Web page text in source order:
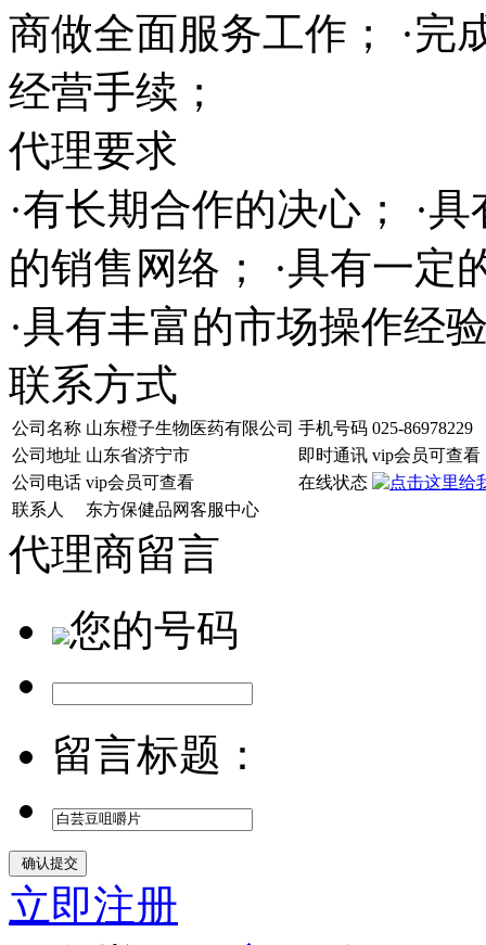
商做全面服务工作； ·完
经营手续；
代理要求
·有长期合作的决心； ·
的销售网络； ·具有一定
·具有丰富的市场操作经
联系方式
公司名称 山东橙子生物医药有限公司 手机号码 025-86978229
公司地址 山东省济宁市 即时通讯 vip会员可查看
公司电话 vip会员可查看
在线状态
联系人
东方保健品网客服中心
代理商留言
您的号码
留言标题：
立即注册